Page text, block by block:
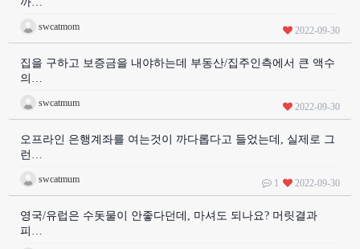
swcatmom 2022-09-30
집을 구하고 보증금을 내야하는데 부동산/집주인측에서 큰 액수
의…
swcatmum 2022-09-30
오프라인 은행계좌를 여는것이 까다롭다고 들었는데, 실제로 그
런…
swcatmum 1 2022-09-30
영국/유럽은 수돗물이 안좋다던데, 마셔도 되나요? 머릿결과
피…